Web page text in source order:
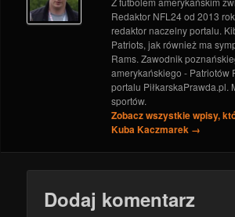
oczekiwania - 29 listopada 2017
Redaktor NFL24 od 2013
redaktor naczelny portalu.
Patriots, jak również ma
Rams. Zawodnik
amerykańskiego - Patriotów
portalu PiłkarskaPrawda.pl.
sportów.
Zobacz wszystkie wpisy,
Kuba Kaczmarek →
Dodaj komentarz